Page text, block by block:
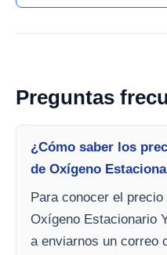
Preguntas
¿Cómo saber los
de Oxígeno
Para conocer el
Oxígeno Estacionario
a enviarnos un correo